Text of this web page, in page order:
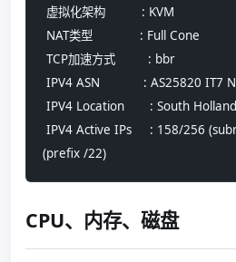
虚拟化架构          : KVM
NAT类型             : Full Cone
TCP加速方式         : bbr
IPV4 ASN            : AS25820 IT7
IPV4 Location       : South
(prefix /22)
CPU、内存、磁盘